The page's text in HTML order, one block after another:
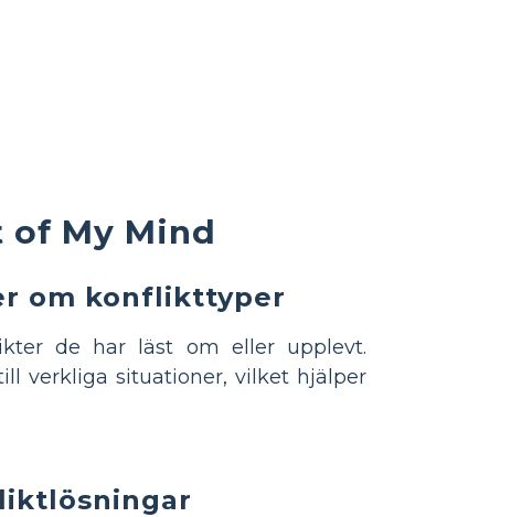
My Mind
om konflikttyper
de har läst om eller upplevt.
verkliga situationer, vilket hjälper